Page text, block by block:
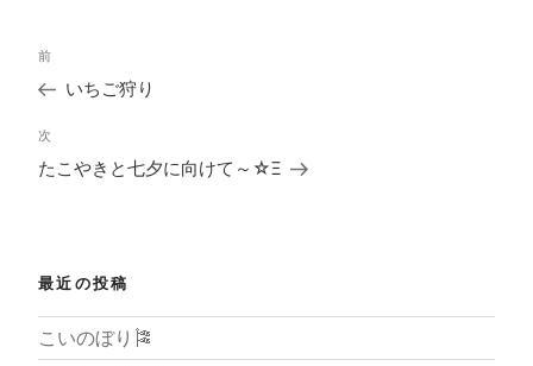
稿
ナ
ゲ
シ
過
去
の
投
稿
前
いちご狩り
次
の
投
次
たこやきと七夕に向けて～☆Ξ
最近の投稿
こいのぼり🎏